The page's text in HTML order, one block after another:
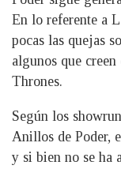
En lo referente a
pocas las quejas
algunos que
Thrones.
Según los
Anillos de Poder,
y si bien no se ha